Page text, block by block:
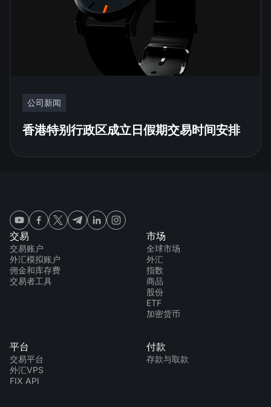
公司新闻
香港特别行政区成立日假期交易时间安排
交易
交易账户
外汇模拟账户
佣金和库存费
交易者工具
市场
全球市场
外汇
指数
商品
股份
ETF
加密货币
平台
交易平台
外汇VPS
FIX API
付款
存款与取款